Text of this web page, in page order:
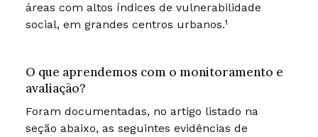
áreas com altos índices de vulnerabilidade
social, em grandes centros urbanos.¹
O que aprendemos com o monitoramento e
avaliação?
Foram documentadas, no artigo listado na
seção abaixo, as seguintes evidências de